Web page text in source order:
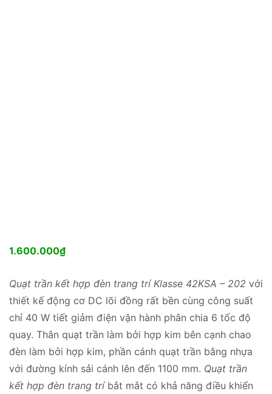
1.600.000₫
Quạt trần kết hợp đèn trang trí Klasse 42KSA – 202 với
thiết kế động cơ DC lõi đồng rất bền cùng công suất
chỉ 40 W tiết giảm điện vận hành phân chia 6 tốc độ
quay. Thân quạt trần làm bởi hợp kim bên cạnh chao
đèn làm bởi hợp kim, phần cánh quạt trần bằng nhựa
với đường kính sải cánh lên đến 1100 mm. Quạt trần
kết hợp đèn trang tríbắt mắt có khả năng điều khiển